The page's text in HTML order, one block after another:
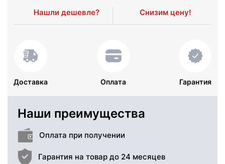
Нашли дешевле? Снизим цену!
Доставка Оплата Гарантия
Наши преимущества
Оплата при получении
Гарантия на товар до 24 месяцев